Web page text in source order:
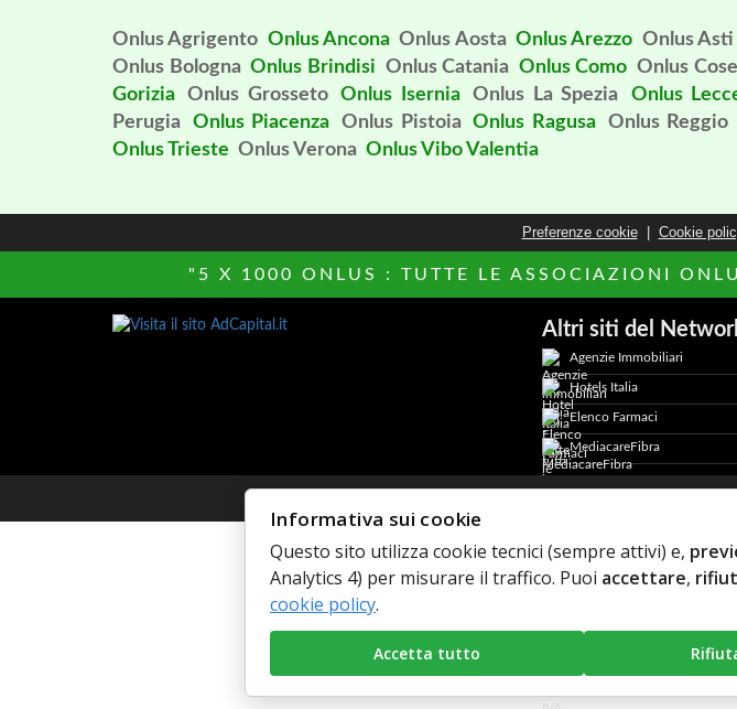
Onlus Agrigento Onlus Ancona Onlus Aosta Onlus Arezzo Onlus Asti
Onlus Bologna Onlus Brindisi Onlus Catania Onlus Como Onlus
Gorizia
Onlus Grosseto Onlus Isernia Onlus La Spezia Onlus
Perugia
Onlus Piacenza Onlus Pistoia Onlus Ragusa Onlus Reggio
Onlus Trieste Onlus Verona Onlus Vibo Valentia
Preferenze cookie| Cookie
"5 X 1000 ONLUS : TUTTE LE ASSOCIAZIONI
Altri siti del
Agenzie Immobiliari
Hotels Italia
Elenco Farmaci
MediacareFibra
Informativa sui cookie
Questo sito utilizza cookie tecnici (sempre attivi) e,
Analytics 4) per misurare il traffico. Puoi accettare,
cookie policy.
Accetta tutto